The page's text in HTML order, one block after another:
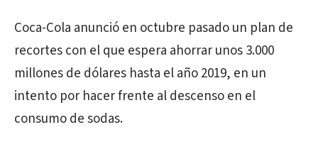
Coca-Cola anunció en octubre pasado un plan de
recortes con el que espera ahorrar unos 3.000
millones de dólares hasta el año 2019, en un
intento por hacer frente al descenso en el
consumo de sodas.